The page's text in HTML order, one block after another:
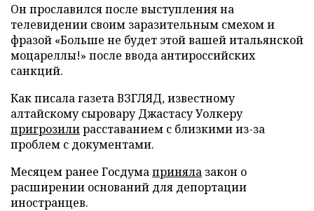
Он прославился после выступления на
телевидении своим заразительным смехом и
фразой «Больше не будет этой вашей итальянской
моцареллы!» после ввода антироссийских
санкций.
Как писала газета ВЗГЛЯД, известному
алтайскому сыровару Джастасу Уолкеру
пригрозилирасставанием с близкими из-за
проблем с документами.
Месяцем ранее Госдумаприняла закон о
расширении оснований для депортации
иностранцев.